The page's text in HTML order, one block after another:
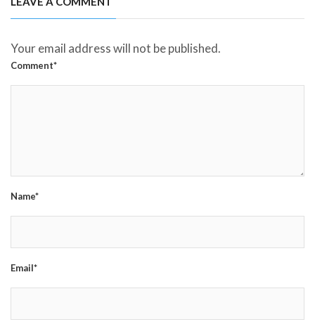
Your email address will not be published.
Comment*
Name*
Email*